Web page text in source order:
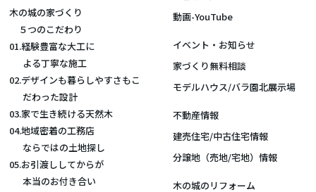
木の城の家づくり
５つのこだわり
01.経験豊富な大工に
よる丁寧な施工
02.デザインも暮らしやすさもこ
だわった設計
03.家で生き続ける天然木
04.地域密着の工務店
ならではの土地探し
05.お引渡ししてからが
本当のお付き合い
動画-YouTube
イベント・お知らせ
家づくり無料相談
モデルハウス/バラ園北展示場
不動産情報
建売住宅/中古住宅情報
分譲地（売地/宅地）情報
木の城のリフォーム